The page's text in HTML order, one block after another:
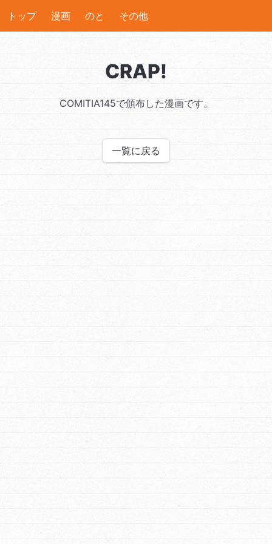
トップ 漫画 のと その他
CRAP!
COMITIA145で頒布した漫画です。
一覧に戻る